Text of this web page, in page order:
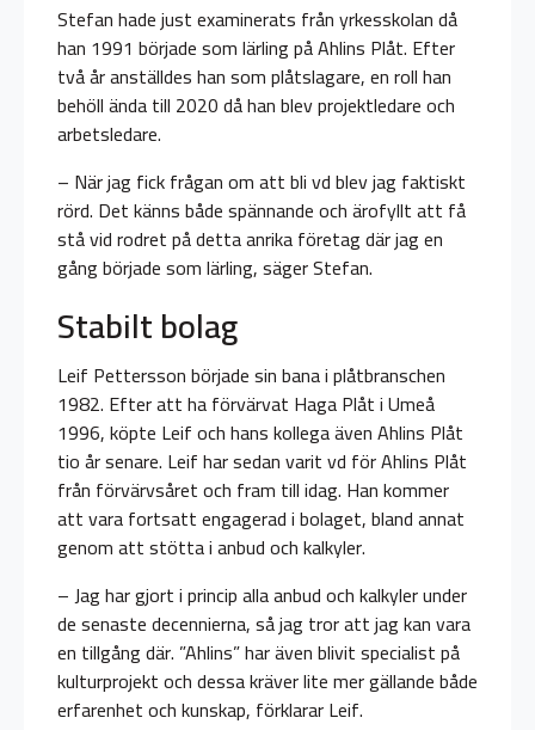
Stefan hade just examinerats från yrkesskolan då
han 1991 började som lärling på Ahlins Plåt. Efter
två år anställdes han som plåtslagare, en roll han
behöll ända till 2020 då han blev projektledare och
arbetsledare.
– När jag fick frågan om att bli vd blev jag faktiskt
rörd. Det känns både spännande och ärofyllt att få
stå vid rodret på detta anrika företag där jag en
gång började som lärling, säger Stefan.
Stabilt bolag
Leif Pettersson började sin bana i plåtbranschen
1982. Efter att ha förvärvat Haga Plåt i Umeå
1996, köpte Leif och hans kollega även Ahlins Plåt
tio år senare. Leif har sedan varit vd för Ahlins Plåt
från förvärvsåret och fram till idag. Han kommer
att vara fortsatt engagerad i bolaget, bland annat
genom att stötta i anbud och kalkyler.
– Jag har gjort i princip alla anbud och kalkyler under
de senaste decennierna, så jag tror att jag kan vara
en tillgång där. ”Ahlins” har även blivit specialist på
kulturprojekt och dessa kräver lite mer gällande både
erfarenhet och kunskap, förklarar Leif.